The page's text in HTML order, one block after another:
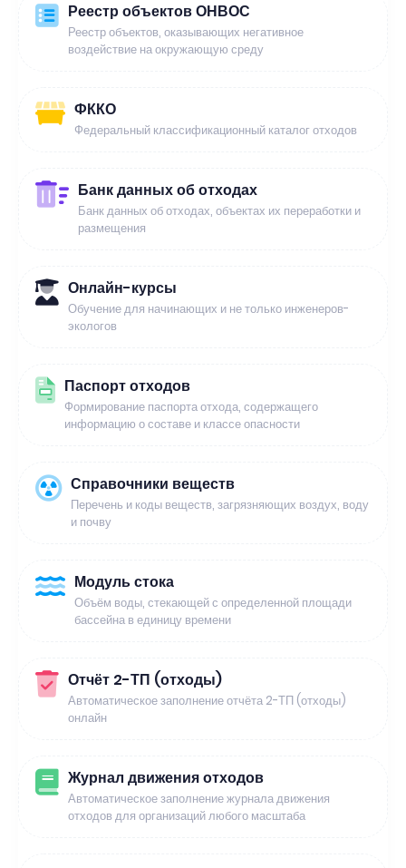
Реестр объектов ОНВОС
Реестр объектов, оказывающих негативное
воздействие на окружающую среду
ФККО
Федеральный классификационный каталог отходов
Банк данных об отходах
Банк данных об отходах, объектах их переработки и
размещения
Онлайн-курсы
Обучение для начинающих и не только инженеров-
экологов
Паспорт отходов
Формирование паспорта отхода, содержащего
информацию о составе и классе опасности
Справочники веществ
Перечень и коды веществ, загрязняющих воздух, воду
и почву
Модуль стока
Объём воды, стекающей с определенной площади
бассейна в единицу времени
Отчёт 2-ТП (отходы)
Автоматическое заполнение отчёта 2-ТП (отходы)
онлайн
Журнал движения отходов
Автоматическое заполнение журнала движения
отходов для организаций любого масштаба